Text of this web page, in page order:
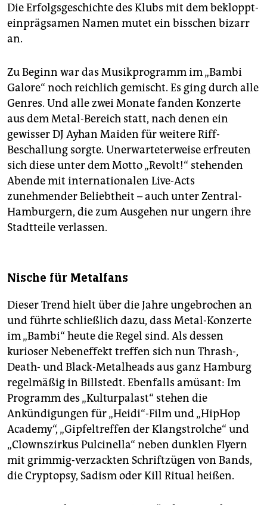
Die Erfolgsgeschichte des Klubs mit dem bekloppt-
einprägsamen Namen mutet ein bisschen bizarr
an.
Zu Beginn war das Musikprogramm im „Bambi
Galore“ noch reichlich gemischt. Es ging durch alle
Genres. Und alle zwei Monate fanden Konzerte
aus dem Metal-Bereich statt, nach denen ein
gewisser DJ Ayhan Maiden für weitere Riff-
Beschallung sorgte. Unerwarteterweise erfreuten
sich diese unter dem Motto „Revolt!“ stehenden
Abende mit internationalen Live-Acts
zunehmender Beliebtheit – auch unter Zentral-
Hamburgern, die zum Ausgehen nur ungern ihre
Stadtteile verlassen.
Nische für Metalfans
Dieser Trend hielt über die Jahre ungebrochen an
und führte schließlich dazu, dass Metal-Konzerte
im „Bambi“ heute die Regel sind. Als dessen
kurioser Nebeneffekt treffen sich nun Thrash-,
Death- und Black-Metalheads aus ganz Hamburg
regelmäßig in Billstedt. Ebenfalls amüsant: Im
Programm des „Kulturpalast“ stehen die
Ankündigungen für „Heidi“-Film und „HipHop
Academy“, „Gipfeltreffen der Klangstrolche“ und
„Clownszirkus Pulcinella“ neben dunklen Flyern
mit grimmig-verzackten Schriftzügen von Bands,
die Cryptopsy, Sadism oder Kill Ritual heißen.